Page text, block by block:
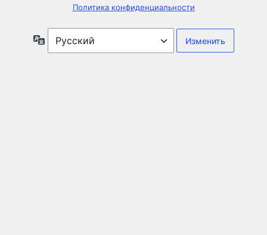
Политика конфиденциальности
Язык